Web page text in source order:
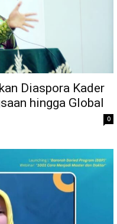
Diaspora Kader
hingga Global
0